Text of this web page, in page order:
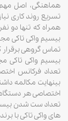
هماهنگی، اصل مهم
تسریع روند کاری
همراه که تنها دو
بیسیم واکی تاکی
تماس گروهی برقرار
بیسیم واکی تاکی
تعداد فرکانس
بینهایت مکالمه
اختصاصی هر
تعداد ست شدن
های واکی تاکی با